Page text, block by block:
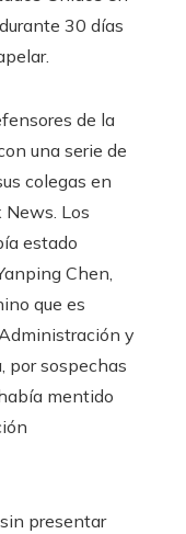
30 días
de la
una serie de
colegas en
Los
estado
Chen,
que es
y
por sospechas
mentido
presentar